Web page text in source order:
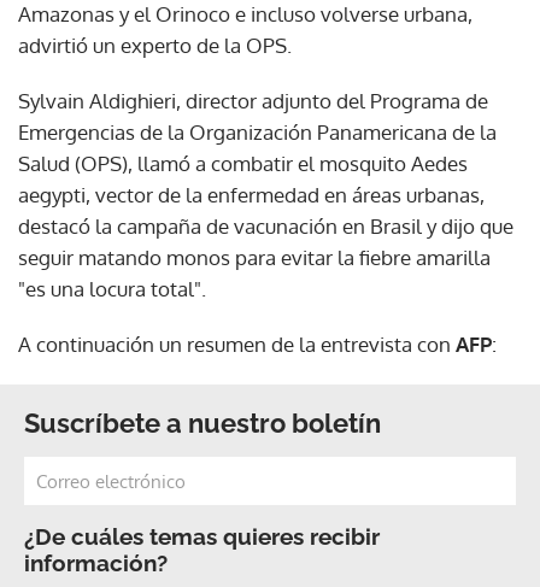
Amazonas y el Orinoco e incluso volverse urbana,
advirtió un experto de la OPS.
Sylvain Aldighieri, director adjunto del Programa de
Emergencias de la Organización Panamericana de la
Salud (OPS), llamó a combatir el mosquito Aedes
aegypti, vector de la enfermedad en áreas urbanas,
destacó la campaña de vacunación en Brasil y dijo que
seguir matando monos para evitar la fiebre amarilla
"es una locura total".
A continuación un resumen de la entrevista con AFP:
Suscríbete a nuestro boletín
¿De cuáles temas quieres recibir
información?